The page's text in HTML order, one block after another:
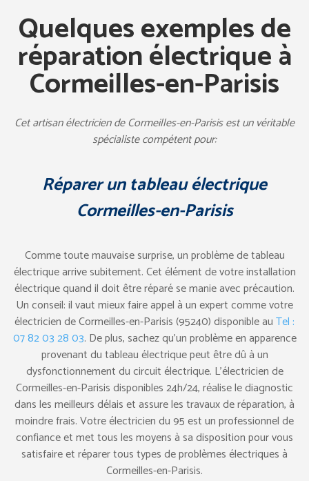
Quelques exemples de
réparation électrique à
Cormeilles-en-Parisis
Cet artisan électricien de Cormeilles-en-Parisis est un véritable
spécialiste compétent pour:
Réparer un tableau électrique
Cormeilles-en-Parisis
Comme toute mauvaise surprise, un problème de tableau
électrique arrive subitement. Cet élément de votre installation
électrique quand il doit être réparé se manie avec précaution.
Un conseil: il vaut mieux faire appel à un expert comme votre
électricien de Cormeilles-en-Parisis (95240) disponible auTel :
07 82 03 28 03. De plus, sachez qu’un problème en apparence
provenant du tableau électrique peut être dû à un
dysfonctionnement du circuit électrique. L’électricien de
Cormeilles-en-Parisis disponibles 24h/24, réalise le diagnostic
dans les meilleurs délais et assure les travaux de réparation, à
moindre frais. Votre électricien du 95 est un professionnel de
confiance et met tous les moyens à sa disposition pour vous
satisfaire et réparer tous types de problèmes électriques à
Cormeilles-en-Parisis.